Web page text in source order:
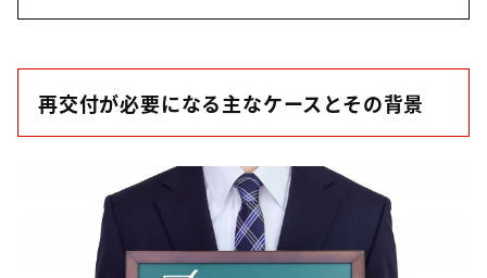
再交付が必要になる主なケースとその背景